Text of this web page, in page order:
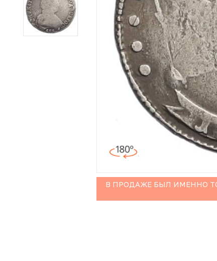
Иностранные монеты
Неофициальные выпуски монет (Unusual)
Античные и средневековые монеты
В ПРОДАЖЕ БЫЛ ИМЕННО